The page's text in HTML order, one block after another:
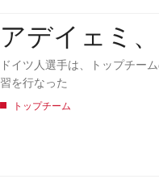
アデイェミ
ドイツ人選手は、トップチー
習を行なった
トップチーム